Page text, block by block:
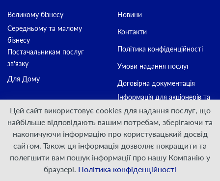
Великому бізнесу
Середньому та малому
бізнесу
Постачальникам послуг
зв'язку
Для Дому
Новини
Контакти
Політика конфіденційності
Умови надання послуг
Договірна документація
Інформація для акціонерів та
стейкхолдерів
Приєднуйтесь:
© ПрАТ "ДАТАГРУП", 2000 — 2026
Цей сайт використовує cookies для надання послуг, що
найбільше відповідають вашим потребам, зберігаючи та
накопичуючи інформацію про користувацький досвід
сайтом. Також ця інформація дозволяє покращити та
полегшити вам пошук інформації про нашу Компанію у
браузері. Політика конфіденційності